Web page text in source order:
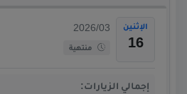
الإثنين
16
2026/03
منتهية
إجمالي الزيارات: